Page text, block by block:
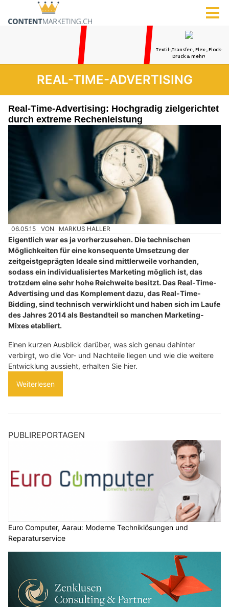
REAL-TIME-ADVERTISING
Real-Time-Advertising: Hochgradig zielgerichtet
durch extreme Rechenleistung
06.05.15 VON MARKUS HALLER
Eigentlich war es ja vorherzusehen. Die technischen
Möglichkeiten für eine konsequente Umsetzung der
zeitgeistgeprägten Ideale sind mittlerweile vorhanden,
sodass ein individualisiertes Marketing möglich ist, das
trotzdem eine sehr hohe Reichweite besitzt. Das Real-Time-
Advertising und das Komplement dazu, das Real-Time-
Bidding, sind technisch verwirklicht und haben sich im Laufe
des Jahres 2014 als Bestandteil so manchen Marketing-
Mixes etabliert.
Einen kurzen Ausblick darüber, was sich genau dahinter
verbirgt, wo die Vor- und Nachteile liegen und wie die weitere
Entwicklung aussieht, erhalten Sie hier.
Weiterlesen
PUBLIREPORTAGEN
Euro Computer, Aarau: Moderne Techniklösungen und
Reparaturservice